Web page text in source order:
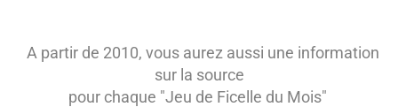
A partir de 2010, vous aurez aussi une information
sur la source
pour chaque "Jeu de Ficelle du Mois"